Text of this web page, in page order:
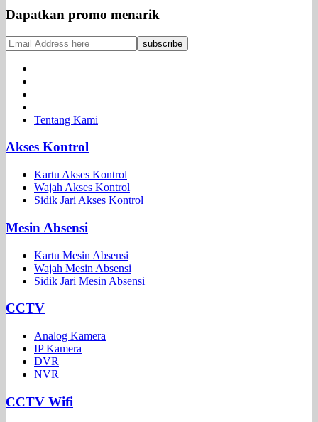
Dapatkan promo menarik
Tentang Kami
Akses Kontrol
Kartu Akses Kontrol
Wajah Akses Kontrol
Sidik Jari Akses Kontrol
Mesin Absensi
Kartu Mesin Absensi
Wajah Mesin Absensi
Sidik Jari Mesin Absensi
CCTV
Analog Kamera
IP Kamera
DVR
NVR
CCTV Wifi